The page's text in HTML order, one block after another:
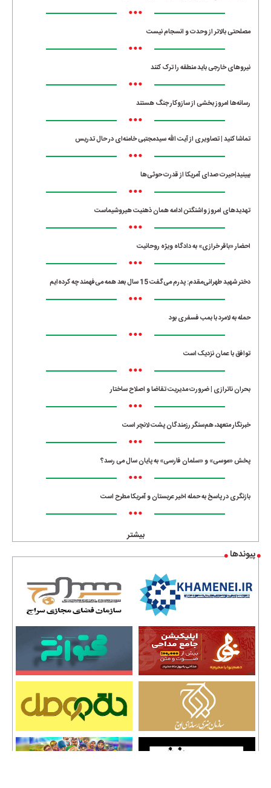
•••
مصلحتی بالاتر از وحدت و انسجام نیست
•••
نیروهای خارجی باید منطقه را ترک کنند
•••
رسانه‌ها امروز بخشی از سازوکار جنگ هستند
•••
تماشا کنید | تصاویری از آیت الله سیدمجتبی خامنه‌ای در حال تدریس
•••
ببینید|حیرت صدای آمریکا از قدرت حوثی‌ها
•••
تهدیدهای امروز واشنگتن ادامه همان ذهنیت هیروشیماست
•••
احضار «باقر خرازی» به دادگاه ویژه روحانیت
•••
دختر شهید طهرانی‌مقدم: پدرم می‌گفت 15 سال بعد همه می‌فهمند چه کرده‌ایم
•••
حمله به لامرد با بمب فسفری بود
•••
توافق با عمان نزدیک است
•••
بحران ناترازی | ضرورت مدیریت تقاضا و اصلاح ساختار
•••
خبرنگار متعهد، هم‌سنگر رزمندگان پشت لانچر است
•••
پخش «موسی» و «سلمان فارسی» به پایان سال می رسد؟
•••
بازنگری در پاسخ به حمله اخیر عربستان و آمریکا مطرح است
•••
بیشتر
پیوندها